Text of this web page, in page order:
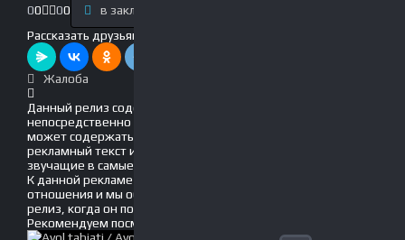
00 00 в закладки
Рассказать друзьям!
Жалоба
Данный релиз содержит рекламу, вшитую
непосредственно в фильм! Это значит, что он
может содержать движущийся по экрану
рекламный текст и голосовые вставки, громко
звучащие в самые неподходящие моменты.
К данной рекламе мы не имеем никакого
отношения и мы обязательно обновим данный
релиз, когда он появится без рекламы!
Рекомендуем посмотреть